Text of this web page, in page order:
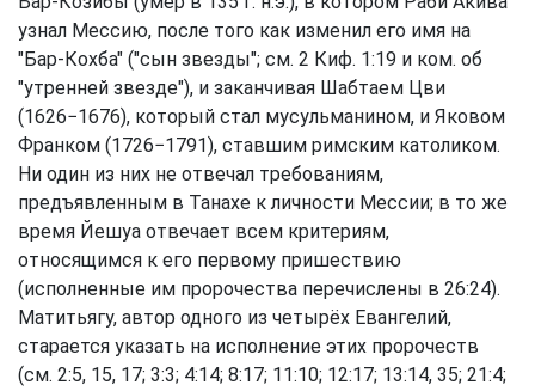
узнал Мессию, после того как изменил его имя на
"Бар-Кохба" ("сын звезды"; см. 2 Киф. 1:19 и ком. об
"утренней звезде"), и заканчивая Шабтаем Цви
(1626−1676), который стал мусульманином, и Яковом
Франком (1726−1791), ставшим римским католиком.
Ни один из них не отвечал требованиям,
предъявленным в Танахе к личности Мессии; в то же
время Йешуа отвечает всем критериям,
относящимся к его первому пришествию
(исполненные им пророчества перечислены в 26:24).
Матитьягу, автор одного из четырёх Евангелий,
старается указать на исполнение этих пророчеств
(см. 2:5, 15, 17; 3:3; 4:14; 8:17; 11:10; 12:17; 13:14, 35; 21:4;